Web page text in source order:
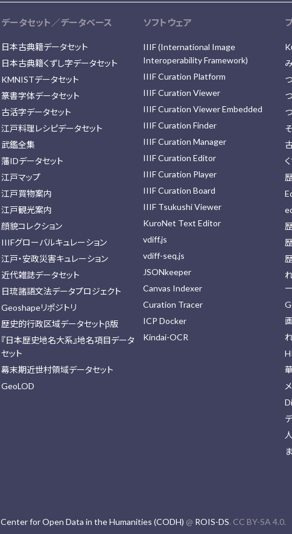
データセット／データベース
日本古典籍データセット
日本古典籍くずし字データセット
KMNISTデータセット
篆書字体データセット
古活字データセット
江戸料理レシピデータセット
武鑑全集
藩IDデータセット
江戸マップ
江戸買物案内
江戸観光案内
顔貌コレクション
IIIFグローバルキュレーション
江戸・安政災害キュレーション
近代雑誌データセット
日琉諸語文法データプロジェクト
Geoshapeリポジトリ
歴史的行政区域データセットβ版
『日本歴史地名大系』地名項目データ
セット
幕末期近世村領域データセット
GeoLOD
ソフトウェア
IIIF (International Image
Interoperability Framework)
IIIF Curation Platform
IIIF Curation Viewer
IIIF Curation Viewer Embedded
IIIF Curation Finder
IIIF Curation Manager
IIIF Curation Editor
IIIF Curation Player
IIIF Curation Board
IIIF Tsukushi Viewer
KuroNet Text Editor
vdiff.js
vdiff-seq.js
JSONkeeper
Canvas Indexer
Curation Tracer
ICP Docker
Kindai-OCR
Center for Open Data in the Humanities (CODH) @ ROIS-DS. CC BY-SA 4.0.